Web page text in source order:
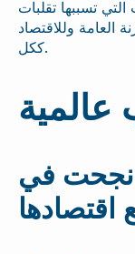
تسببها تقلبات
العامة وللاقتصاد
ككل.
عالمية
نجحت في
اقتصادها